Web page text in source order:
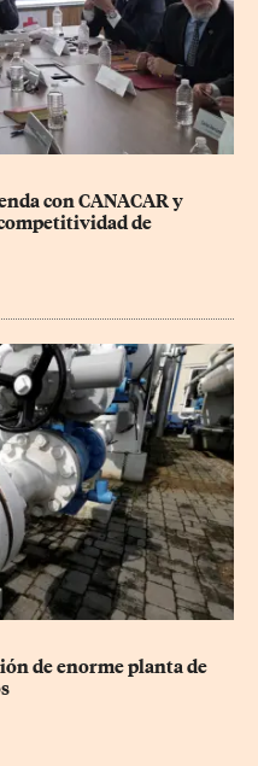
con CANACAR y
de
de enorme planta de